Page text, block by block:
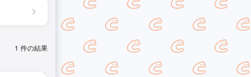
1 件の結果